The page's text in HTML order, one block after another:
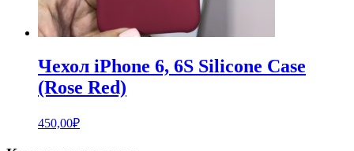
Чехол iPhone 6, 6S Silicone Case
(Rose Red)
450,00₽